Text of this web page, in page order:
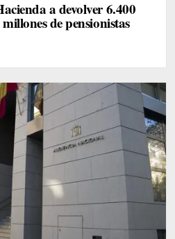
a devolver 6.400
de pensionistas